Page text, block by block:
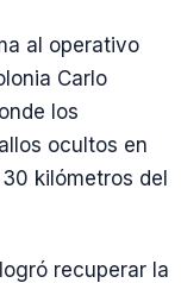
al operativo
Carlo
los
ocultos en
kilómetros del
recuperar la